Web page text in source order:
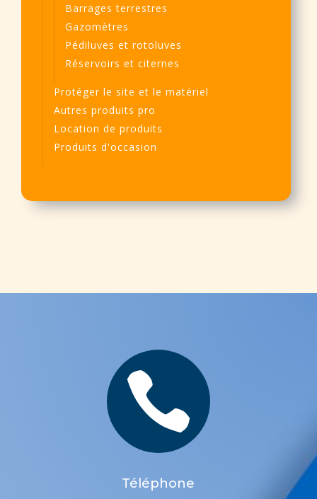
Barrages terrestres
Gazomètres
Pédiluves et rotoluves
Réservoirs et citernes
Protéger le site et le matériel
Autres produits pro
Location de produits
Produits d'occasion

Téléphone